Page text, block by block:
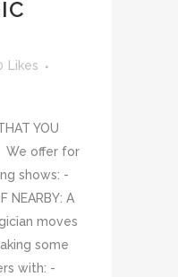
Likes
YOU
We offer for
shows: -
NEARBY: A
moves
some
with: -